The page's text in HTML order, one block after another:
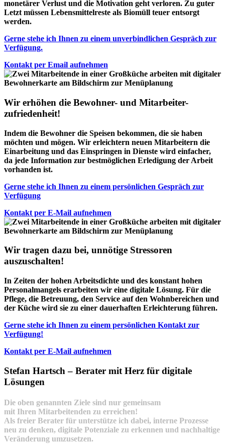
monetärer Verlust und die Motivation geht verloren. Zu guter
Letzt müssen Lebensmittelreste als Biomüll teuer entsorgt
werden.
Gerne stehe ich Ihnen zu einem unverbindlichen Gespräch zur
Verfügung.
Kontakt per Email aufnehmen
Wir erhöhen die Bewohner- und Mitarbeiter-
zufriedenheit!
Indem die Bewohner die Speisen bekommen, die sie haben
möchten und mögen. Wir erleichtern neuen Mitarbeitern die
Einarbeitung und das Einspringen in Dienste wird einfacher,
da jede Information zur bestmöglichen Erledigung der Arbeit
vorhanden ist.
Gerne stehe ich Ihnen zu einem persönlichen Gespräch zur
Verfügung
Kontakt per E-Mail aufnehmen
Wir tragen dazu bei, unnötige Stressoren
auszuschalten!
In Zeiten der hohen Arbeitsdichte und des konstant hohen
Personalmangels erarbeiten wir eine digitale Lösung. Für die
Pflege, die Betreuung, den Service auf den Wohnbereichen und
der Küche wird sie zu einer dauerhaften Erleichterung führen.
Gerne stehe ich Ihnen zu einem persönlichen Kontakt zur
Verfügung!
Kontakt per E-Mail aufnehmen
Stefan Hartsch – Berater mit Herz für digitale
Lösungen
Die oben genannten Ziele sind nur gemeinsam
mit Ihren Mitarbeitenden zu erreichen!
Als freier Berater für unterstütze ich dabei, interne Prozesse
neu zu denken, digitale Potenziale zu erkennen und nachhaltige
Veränderung umzusetzen.